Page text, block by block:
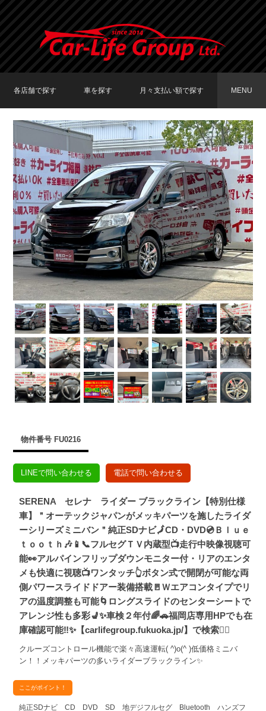
各店舗で探す
TOKYO店在庫車両
大阪店在庫車両
福岡店在庫車両
車を探す
車種で探す
メーカーで探す
月々支払い額で探す
〜19,999円
20,000円〜29,999円
30,000円〜39,999円
40,000円〜49,999円
50,000円〜
MENU
物件番号 FU0216
LINEで問い合わせる 電話で問い合わせる
SERENA セレナ ライダー ブラックライン【特別仕様
車】＂オーテックジャパンがメッキパーツを施したライダ
ーシリーズミニバン＂純正SDナビ🗾CD・DVD💿Ｂｌｕｅ
ｔｏｏｔｈ🎶📱📞フルセグＴＶ内蔵型📺走行中映像視聴可
能👀アルパインフリップダウンモニター付・リアのエンタ
メも快適に視聴📺ワンタッチ👆ボタン式で開閉が可能な両
側パワースライドドアー装備搭載🚪Ｗエアコンタイプでリ
アの温度調整も可能🌀ロングスライドのセンターシートで
アレンジ性も多彩💺✨車検２年付🌈🚗福岡店専用HPでも在
庫確認可能‼✨【carlifegroup.fukuoka.jp/】で検索🕵️‍♂️
クルーズコントロール機能で楽々高速運転( ^)o(^ )低価格ミニバ
ン！！メッキパーツの多いライダーブラックライン✨
ここがポイント！
純正SDナビ CD DVD SD 地デジフルセグ Bluetooth ハンズフ